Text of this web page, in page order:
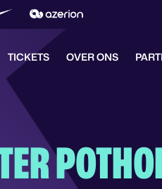
TICKETS OVER ONS